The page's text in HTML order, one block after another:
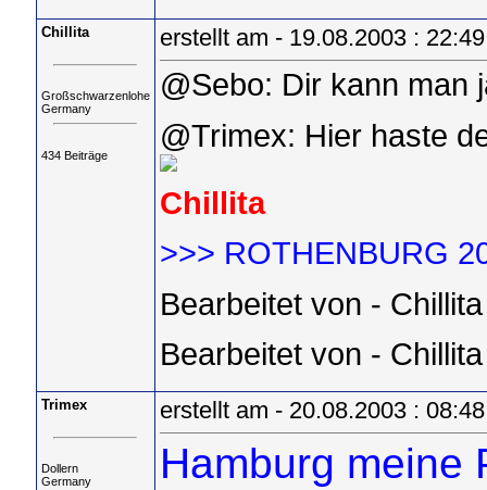
Chillita
Großschwarzenlohe
Germany
434 Beiträge
erstellt am - 19.08.2003 :
@Sebo: Dir kann man
@Trimex: Hier haste
Chillita
>>> ROTHENBURG
Bearbeitet von -
Bearbeitet von -
Trimex
Dollern
Germany
erstellt am - 20.08.2003 :
Hamburg meine